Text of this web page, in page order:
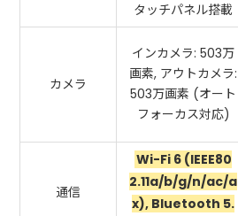
タッチパネル搭載
カメラ
インカメラ: 503万
画素, アウトカメラ:
503万画素 (オート
フォーカス対応)
通信
Wi-Fi 6 (IEEE80
2.11a/b/g/n/ac/a
x), Bluetooth 5.